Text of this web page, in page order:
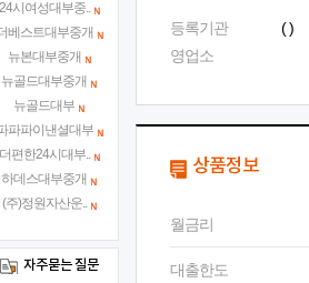
등록기관
( )
영업소
상품정보
월금리
대출한도
시여성대부중..
베스트대부중개
뉴본대부중개
뉴골드대부중개
뉴골드대부
파파이낸셜대부
편한24시대부..
하데스대부중개
(주)정원자산운..
자주묻는 질문